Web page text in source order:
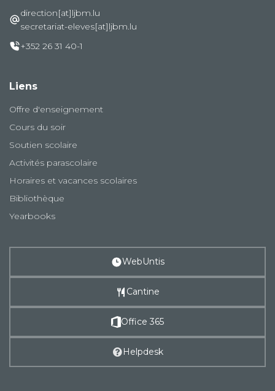
direction[at]ljbm.lu
secretariat-eleves[at]ljbm.lu
+352 26 31 40-1
Liens
Offre d'enseignement
Cours du soir
Soutien scolaire
Activités parascolaire
Horaires et vacances scolaires
Bibliothèque
Yearbooks
WebUntis
Cantine
Office 365
Helpdesk